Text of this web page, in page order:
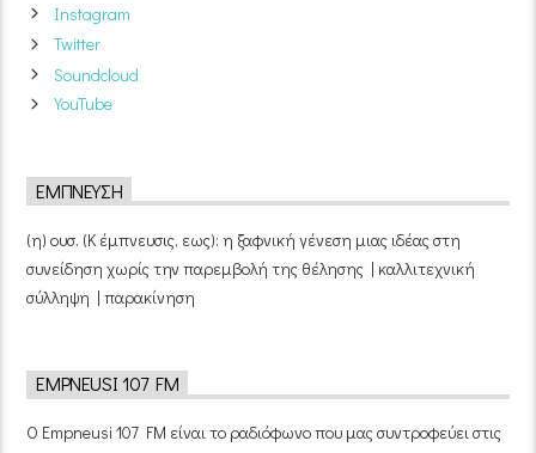
Instagram
Twitter
Soundcloud
YouTube
ΈΜΠΝΕΥΣΗ
(η) ουσ. (Κ έμπνευσις, εως): η ξαφνική γένεση μιας ιδέας στη
συνείδηση χωρίς την παρεμβολή της θέλησης | καλλιτεχνική
σύλληψη | παρακίνηση
EMPNEUSI 107 FM
Ο Empneusi 107 FM είναι το ραδιόφωνο που μας συντροφεύει στις